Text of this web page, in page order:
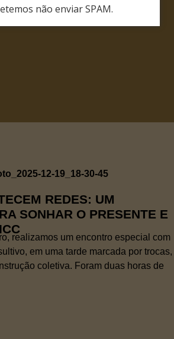
não enviar SPAM.
REDES: UM
SONHAR O PRESENTE E
realizamos um encontro especial com
em uma tarde marcada por trocas,
coletiva. Foram duas horas de